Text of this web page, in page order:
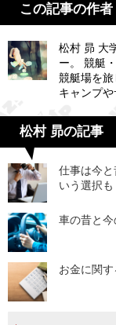
この記事の作者
松村 昴 大
ー。 競艇
競艇場を
キャンプや
松村 昴の記事
仕事は今
いう選択も
車の昔と
お金に関す